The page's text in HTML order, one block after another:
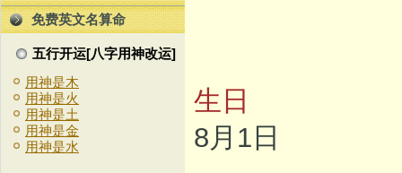
免费英文名算命
五行开运[八字用神改运]
用神是木
用神是火
用神是土
用神是金
用神是水
生日
8月1日